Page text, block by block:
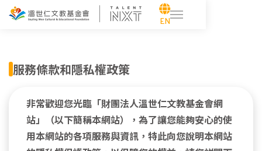
溫世仁文教基金會｜線上評量測驗系統
EN
服務條款和隱私權政策
非常歡迎您光臨「財團法人溫世仁文教基金會網
站」（以下簡稱本網站），為了讓您能夠安心的使
用本網站的各項服務與資訊，特此向您說明本網站